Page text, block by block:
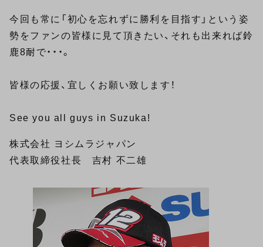
今回も常に「初心を忘れずに勝利を目指す」という姿
勢をファンの皆様に見て頂きたい、それも出来れば鈴
鹿8耐で・・・。
皆様の応援、宜しくお願い致します！
See you all guys in Suzuka!
株式会社 ヨシムラジャパン
代表取締役社長 吉村 不二雄